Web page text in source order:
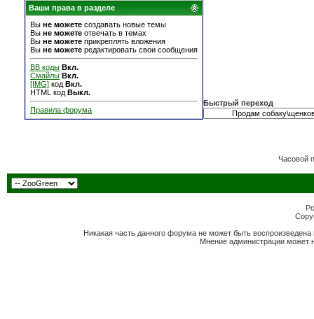
Ваши права в разделе
Вы не можете создавать новые темы
Вы не можете отвечать в темах
Вы не можете прикреплять вложения
Вы не можете редактировать свои сообщения
BB коды Вкл.
Смайлы Вкл.
[IMG] код Вкл.
HTML код Выкл.
Правила форума
Быстрый переход
Часовой
Никакая часть данного форума не может быть
Мнение администрации может